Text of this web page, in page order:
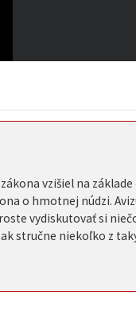
vzišiel na základe
o hmotnej núdzi.
vydiskutovať si
stručne niekoľko z